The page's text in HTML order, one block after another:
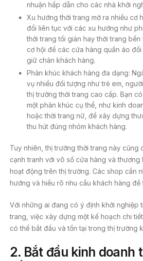
nhuận hấp dẫn cho các nhà khởi
Xu hướng thời trang mở ra nhiều cơ
đổi liên tục với các xu hướng như
thời trang tối giản hay thời trang
cơ hội để các cửa hàng quần áo đổi
giữ chân khách hàng.
Phân khúc khách hàng đa dạng:
vụ nhiều đối tượng như trẻ em,
thị trường thời trang cao cấp. Bạn
một phân khúc cụ thể, như kinh
hoặc thời trang nữ, để xây dựng
thu hút đúng nhóm khách hàng.
Tuy nhiên, thị trường thời trang này cũng
cạnh tranh với vô số cửa hàng và thương
hoạt động trên thị trường. Các shop cần
hướng và hiểu rõ nhu cầu khách hàng để
Với những ai đang có ý định khởi nghiệp
trang, việc xây dựng một kế hoạch chi
có thể bắt đầu và tồn tại trong thị trường
2. Bắt đầu kinh doanh